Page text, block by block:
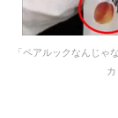
「ペアルックなんじゃ